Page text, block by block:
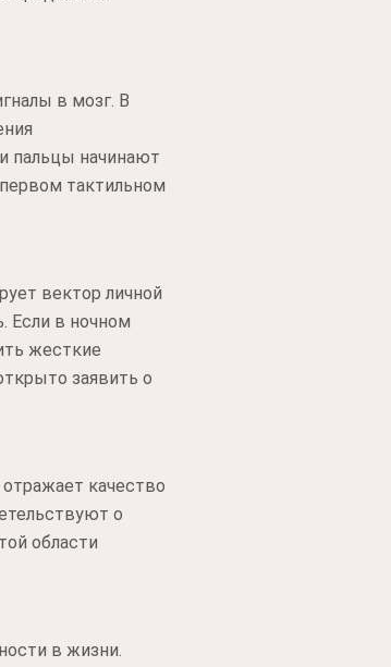
в мозг. В
пальцы начинают
тактильном
вектор личной
Если в ночном
жесткие
заявить о
качество
о
области
в жизни.